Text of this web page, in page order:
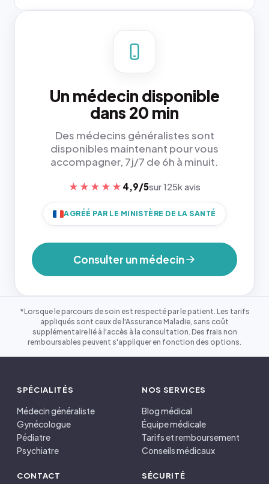
Un médecin disponible
dans 20 min
Des médecins généralistes sont
disponibles maintenant pour vous
accompagner, 7j/7 de 6h à minuit.
★★★★★ 4,9/5sur 125k avis
AGRÉÉ PAR LE MINISTÈRE DE LA SANTÉ
Consulter un médecin
*Lorsque le parcours de soin est respecté par le patient. Les tarifs
appliqués sont ceux de l'Assurance Maladie, sans coût
supplémentaire lié à l'accès à la consultation. Des frais non
remboursables peuvent s'appliquer en fonction des options.
SPÉCIALITÉS
Médecin généraliste
Gynécologue
Pédiatre
Psychiatre
NOS SERVICES
Blog médical
Équipe médicale
Tarifs et remboursement
Conseils médicaux
CONTACT SÉCURITÉ